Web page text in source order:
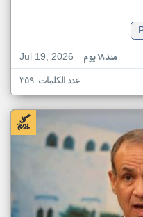
Jul 19, 2026
منذ ١٨ يوم
عدد الكلمات: ٣٥٩